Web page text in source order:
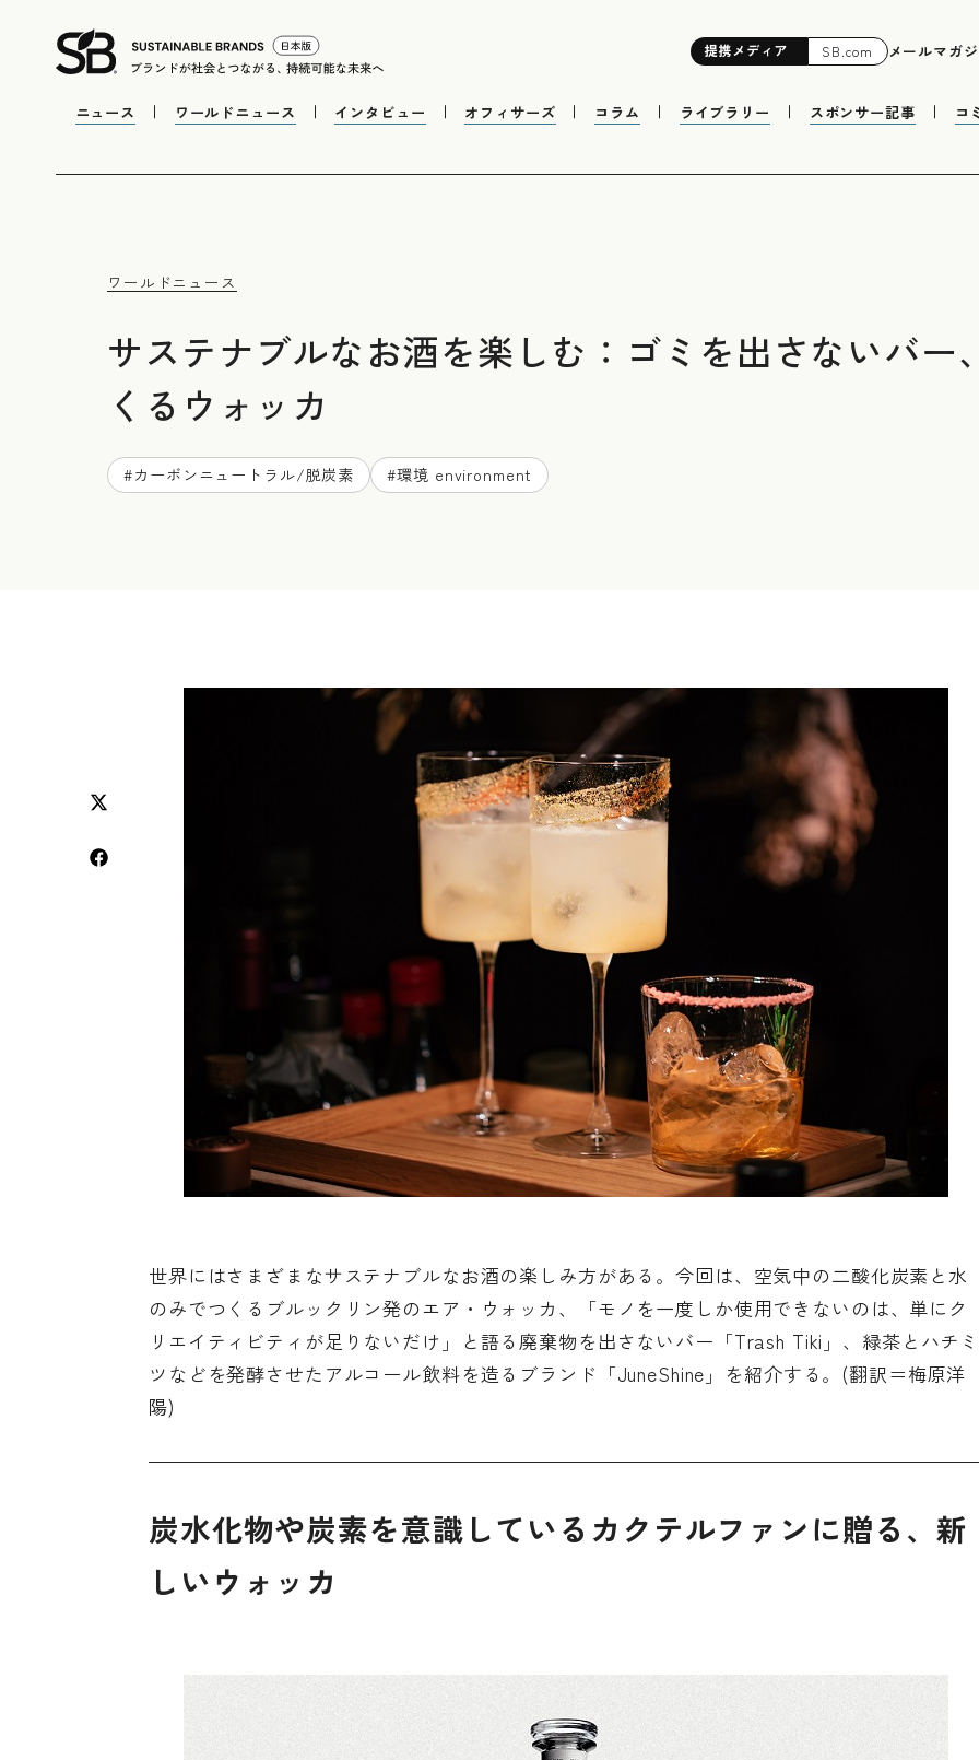
提携メディア SB.com メールマガ
ニュース ワールドニュース インタビュー オフィサーズ コラム ライブラリー スポンサー記事 コ
ワールドニュース
サステナブルなお酒を楽しむ：ゴミを出さないバー
くるウォッカ
#カーボンニュートラル/脱炭素 #環境 environment
世界にはさまざまなサステナブルなお酒の楽しみ方がある。今回は、空気中の二酸化炭素と水
のみでつくるブルックリン発のエア・ウォッカ、「モノを一度しか使用できないのは、単にク
リエイティビティが足りないだけ」と語る廃棄物を出さないバー「Trash Tiki」、緑茶とハチミ
ツなどを発酵させたアルコール飲料を造るブランド「JuneShine」を紹介する。(翻訳＝梅原洋
陽)
炭水化物や炭素を意識しているカクテルファンに贈る、新
しいウォッカ